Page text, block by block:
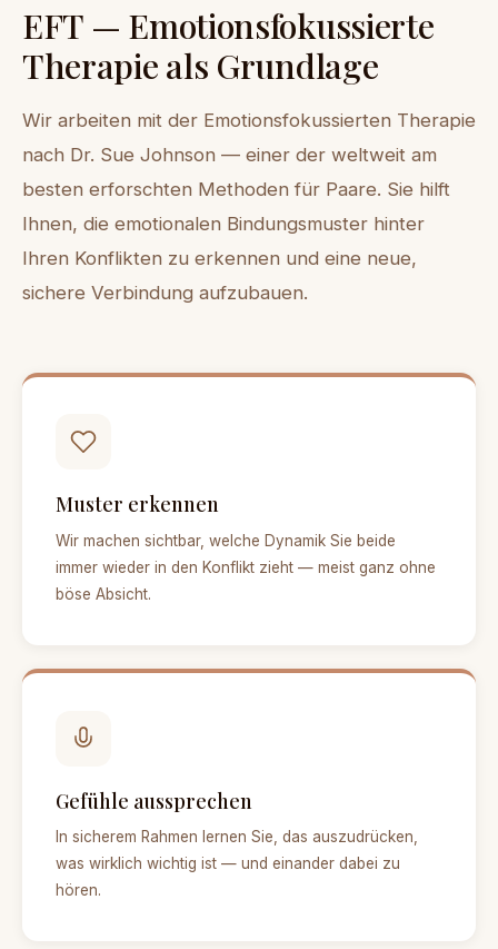
EFT — Emotionsfokussierte
Therapie als Grundlage
Wir arbeiten mit der Emotionsfokussierten Therapie
nach Dr. Sue Johnson — einer der weltweit am
besten erforschten Methoden für Paare. Sie hilft
Ihnen, die emotionalen Bindungsmuster hinter
Ihren Konflikten zu erkennen und eine neue,
sichere Verbindung aufzubauen.
Muster erkennen
Wir machen sichtbar, welche Dynamik Sie beide
immer wieder in den Konflikt zieht — meist ganz ohne
böse Absicht.
Gefühle aussprechen
In sicherem Rahmen lernen Sie, das auszudrücken,
was wirklich wichtig ist — und einander dabei zu
hören.